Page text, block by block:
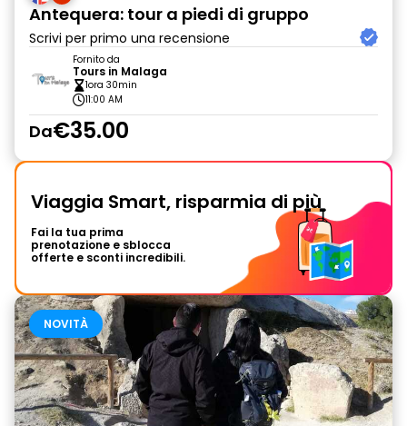
Antequera: tour a piedi di gruppo
Scrivi per primo una recensione
Fornito da
Tours in Malaga
1ora 30min
11:00 AM
Da€35.00
Viaggia Smart, risparmia di più
Fai la tua prima
prenotazione e sblocca
offerte e sconti incredibili.
NOVITÀ